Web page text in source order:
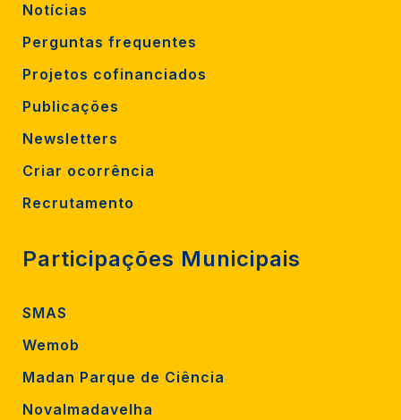
Notícias
Perguntas frequentes
Projetos cofinanciados
Publicações
Newsletters
Criar ocorrência
Recrutamento
Participações Municipais
SMAS
Wemob
Madan Parque de Ciência
Novalmadavelha